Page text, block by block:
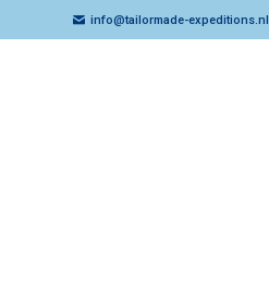
info@tailormade-expeditions.nl